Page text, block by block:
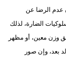
عدم الرضا عن
الضارة، لذلك
وزن معين، أو مظهر
بعد، وإن صور